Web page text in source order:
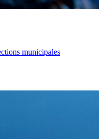
municipales